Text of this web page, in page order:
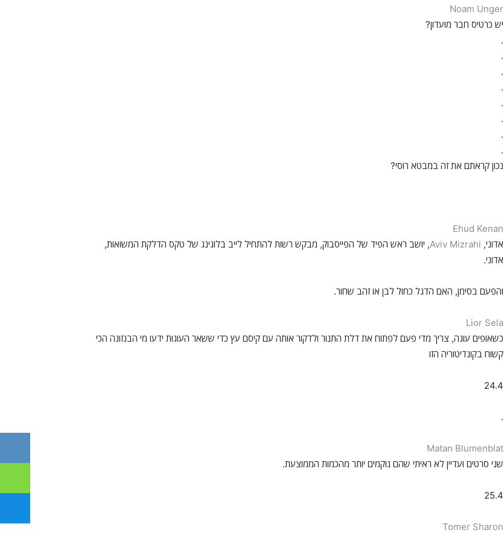
Noam Unger
יש כרטיס חבר מועדון?
.
.
.
.
.
.
.
.
נכון קראתם את זה במבטא רוסי?
Ehud Kenan
אדוני, Aviv Mizrahi, יושב ראש הפיד של הפייסבוק, מבקש רשות להתחיל לייב בלוגינג של טקס הדלקת המשואות,
אדוני.
והפעם בסימן, האם הדגל כחול לבן או זהב שחור.
Lior Sela
כשאופים עוגה, צריך מדי פעם לפתוח את דלת התנור ולדקור אותה עם קיסם עץ כדי ששאר העוגות ידעו מי הבנזונה הכי
קשוח בקונדיטוריה הזו
24.4
.
Matan Blumenblat
שני סרטים ועדיין לא ראיתי שהם נוקמים יותר מהכמות הממוצעת.
25.4
Tomer Sharon